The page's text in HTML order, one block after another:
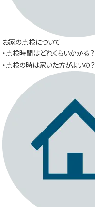
お家の点検について
・点検時間はどれくらいかかる？
・点検の時は家いた方がよいの？